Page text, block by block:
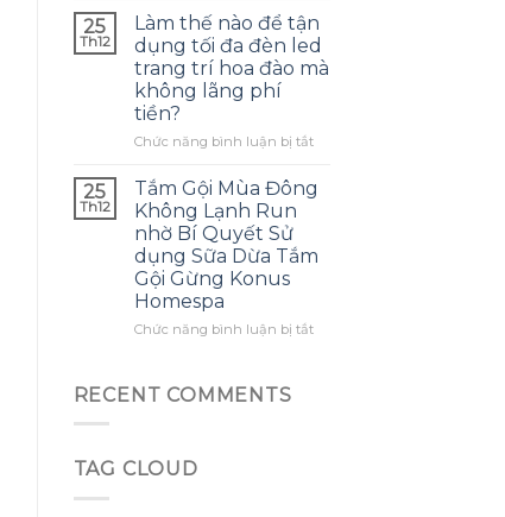
gặp?
điều
tôi
ước
hơn
thế
nào
để
tạo
bông
lồ
nhăn
rách
25
Th12
Làm thế nào để tận
dụng tối đa đèn led
trang trí hoa đào mà
không lãng phí
tiền?
Chức năng bình luận bị tắtở
thế
nào
dụng
25
Th12
Tắm Gội Mùa Đông
Không Lạnh Run
nhờ Bí Quyết Sử
dụng Sữa Dừa Tắm
Gội Gừng Konus
Homespa
Chức năng bình luận bị tắtở
RECENT COMMENTS
TAG CLOUD